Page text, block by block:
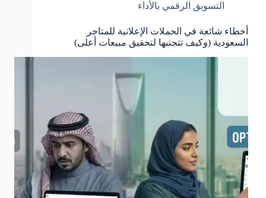
التسويق الرقمي بالأداء
أخطاء شائعة في الحملات الإعلانية للمتاجر
السعودية (وكيف تتجنبها لتحقيق مبيعات أعلى)